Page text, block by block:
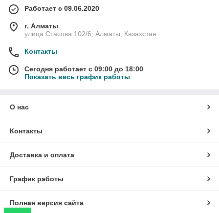
Работает с 09.06.2020
г. Алматы
улица Стасова 102/6, Алматы, Казахстан
Контакты
Сегодня работает с 09:00 до 18:00
Показать весь график работы
О нас
Контакты
Доставка и оплата
График работы
Полная версия сайта